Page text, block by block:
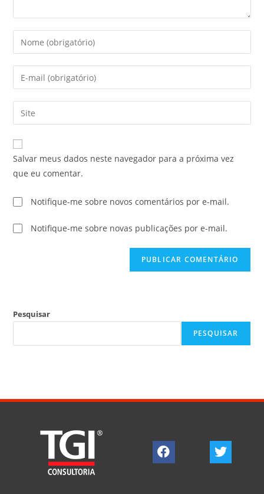
Salvar meus dados neste navegador para a próxima vez
que eu comentar.
Notifique-me sobre novos comentários por e-mail.
Notifique-me sobre novas publicações por e-mail.
Pesquisar
PESQUISAR